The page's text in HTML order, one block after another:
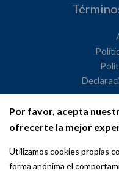
Por favor, acepta
ofrecerte la mejor
Utilizamos cookies propias
forma anónima el
WeMadrid es un sitio
dedicado a las